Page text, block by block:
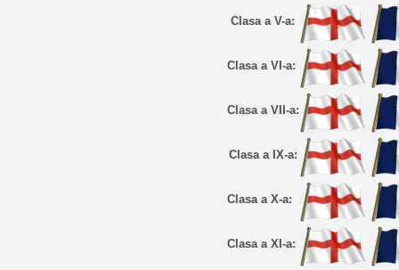
Clasa a V-a:
Clasa a VI-a:
Clasa a VII-a:
Clasa a IX-a:
Clasa a X-a:
Clasa a XI-a: